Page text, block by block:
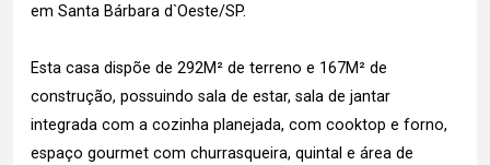
em Santa Bárbara d`Oeste/SP.
Esta casa dispõe de 292M² de terreno e 167M² de
construção, possuindo sala de estar, sala de jantar
integrada com a cozinha planejada, com cooktop e forno,
espaço gourmet com churrasqueira, quintal e área de